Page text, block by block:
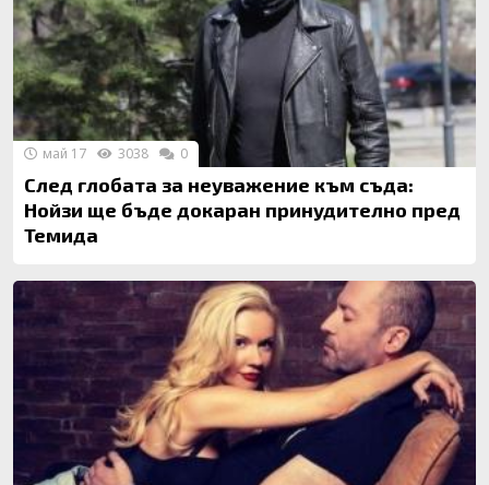
След глобата за неуважение към съда:
Нойзи ще бъде докаран принудително пред
Темида
май 17 3038 0